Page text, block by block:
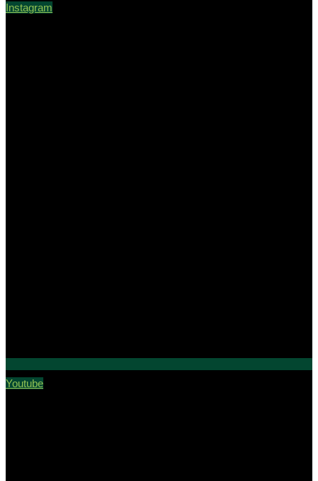
Instagram
Youtube